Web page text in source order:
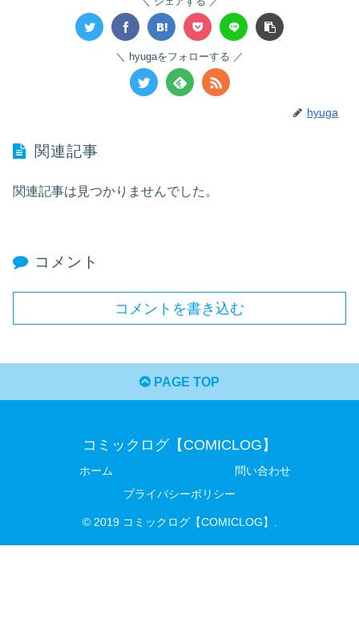
hyugaをフォローする
hyuga
関連記事
関連記事は見つかりませんでした。
コメント
コメントを書き込む
PAGE TOP
コミックログ【COMICLOG】
ホーム
問い合わせ
プライバシーポリシー
© 2019 コミックログ【COMICLOG】.